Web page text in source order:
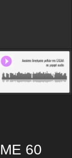
ο Άγγελος
V: Πέντε
7ο Φεστιβάλ
οι
1ο «Crime Fiction
60